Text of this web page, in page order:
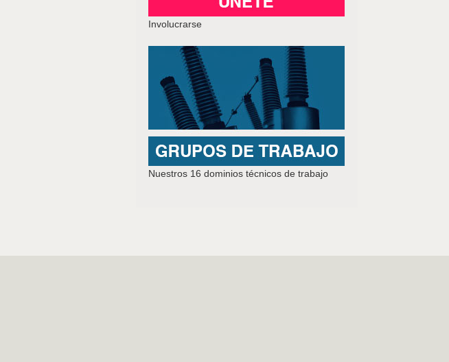
Involucrarse
Nuestros 16 dominios técnicos de trabajo